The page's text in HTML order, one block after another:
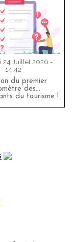
24 Juillet 2026 -
14:42
du premier
des…
du tourisme !